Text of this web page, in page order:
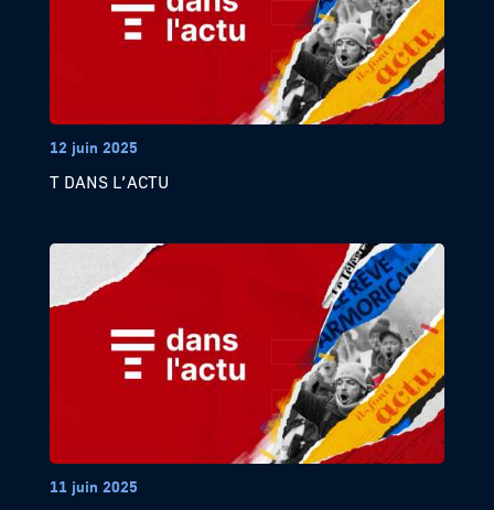
12 juin 2025
T DANS L’ACTU
11 juin 2025